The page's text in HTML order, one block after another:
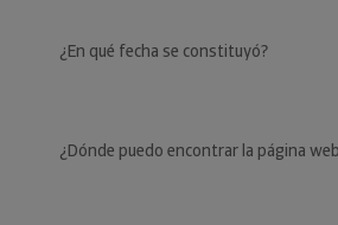
¿En qué fecha se constituyó?
¿Dónde puedo encontrar la página